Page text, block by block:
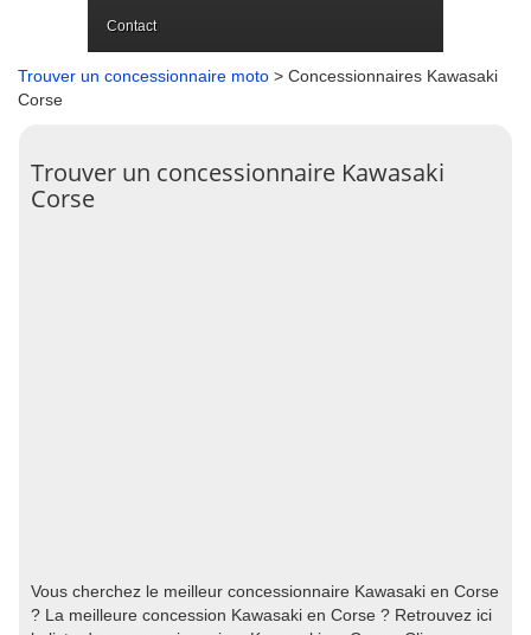
Contact
Trouver un concessionnaire moto > Concessionnaires Kawasaki
Corse
Trouver un concessionnaire Kawasaki
Corse
Vous cherchez le meilleur concessionnaire Kawasaki en Corse
? La meilleure concession Kawasaki en Corse ? Retrouvez ici